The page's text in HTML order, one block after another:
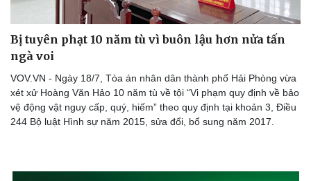
Bị tuyên phạt 10 năm tù vì buôn lậu hơn nửa tấn
ngà voi
VOV.VN - Ngày 18/7, Tòa án nhân dân thành phố Hải Phòng vừa
xét xử Hoàng Văn Hảo 10 năm tù về tội “Vi phạm quy định về bảo
vệ động vật nguy cấp, quý, hiếm” theo quy định tại khoản 3, Điều
244 Bộ luật Hình sự năm 2015, sửa đổi, bổ sung năm 2017.